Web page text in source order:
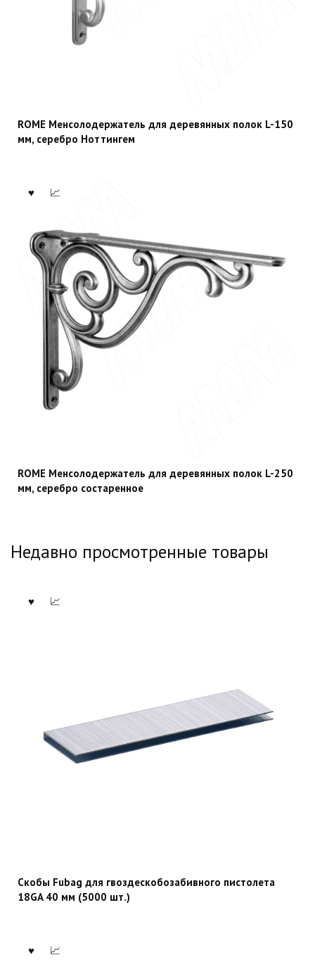
ROME Менсолодержатель для деревянных полок L-150
мм, серебро Ноттингем
ROME Менсолодержатель для деревянных полок L-250
мм, серебро состаренное
Недавно просмотренные товары
Скобы Fubag для гвоздескобозабивного пистолета
18GA 40 мм (5000 шт.)